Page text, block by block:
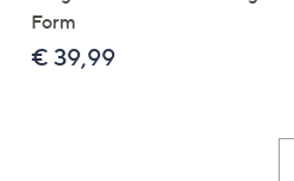
Form
€ 39,99